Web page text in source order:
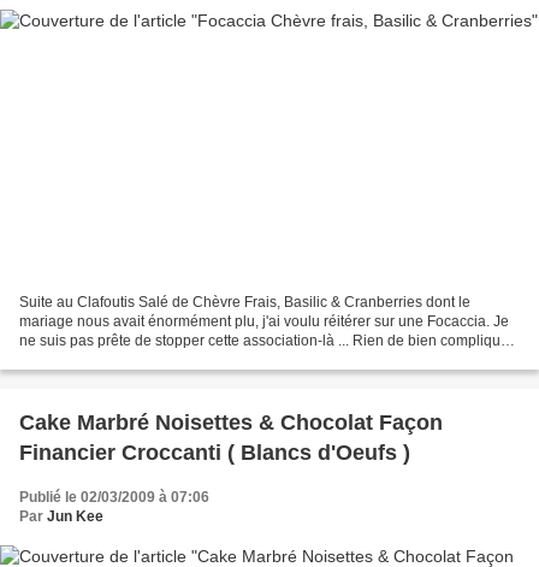
Suite au Clafoutis Salé de Chèvre Frais, Basilic & Cranberries dont le
mariage nous avait énormément plu, j'ai voulu réitérer sur une Focaccia. Je
ne suis pas prête de stopper cette association-là ... Rien de bien compliqué,
Cake Marbré Noisettes & Chocolat Façon
Financier Croccanti ( Blancs d'Oeufs )
Publié le 02/03/2009 à 07:06
Par Jun Kee